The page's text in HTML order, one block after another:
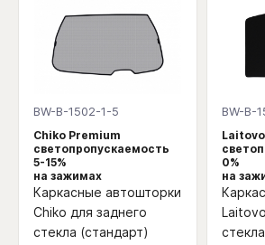
BW-B-1502-1-5
Chiko Premium
светопропускаемость
5-15%
на зажимах
Каркасные автошторки
Chiko для заднего
стекла (стандарт)
BW-B-
0%
на